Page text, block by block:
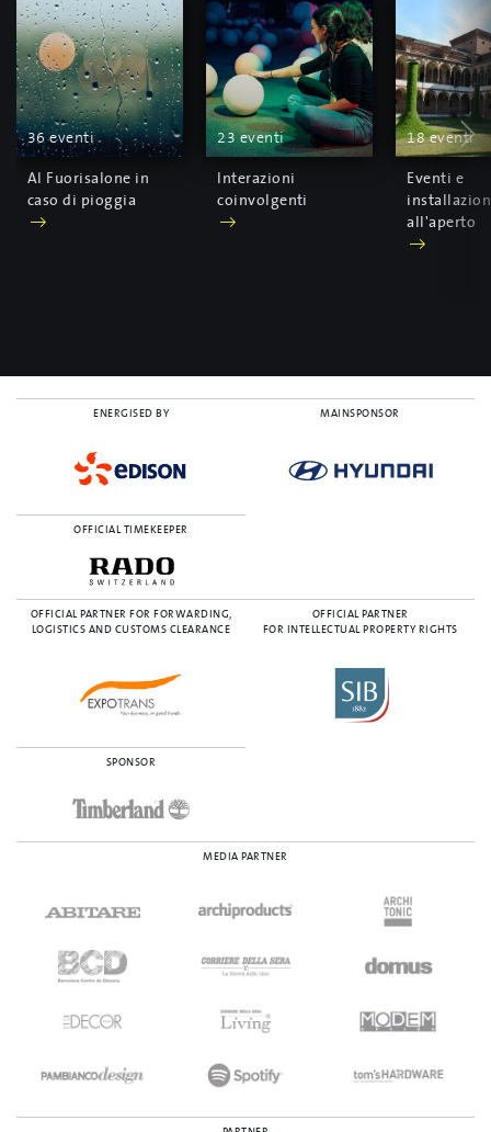
36 eventi
Al Fuorisalone in
caso di pioggia
23 eventi
Interazioni
coinvolgenti
18 eventi
Eventi e
all'aperto
ENERGISED BY MAINSPONSOR
OFFICIAL TIMEKEEPER
OFFICIAL PARTNER FOR FORWARDING,
LOGISTICS AND CUSTOMS CLEARANCE
OFFICIAL PARTNER
FOR INTELLECTUAL PROPERTY RIGHTS
SPONSOR
MEDIA PARTNER